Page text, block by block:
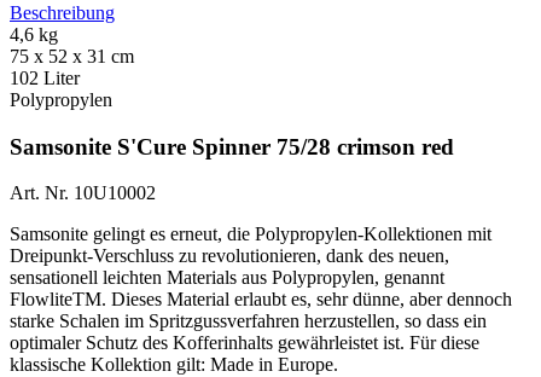
Beschreibung
4,6 kg
75 x 52 x 31 cm
102 Liter
Polypropylen
Samsonite S'Cure Spinner 75/28 crimson red
Art. Nr. 10U10002
Samsonite gelingt es erneut, die Polypropylen-Kollektionen mit
Dreipunkt-Verschluss zu revolutionieren, dank des neuen,
sensationell leichten Materials aus Polypropylen, genannt
FlowliteTM. Dieses Material erlaubt es, sehr dünne, aber dennoch
starke Schalen im Spritzgussverfahren herzustellen, so dass ein
optimaler Schutz des Kofferinhalts gewährleistet ist. Für diese
klassische Kollektion gilt: Made in Europe.